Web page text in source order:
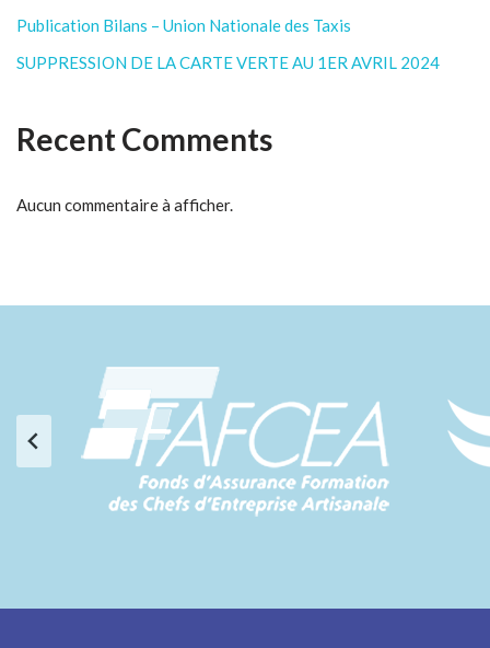
Publication Bilans – Union Nationale des Taxis
SUPPRESSION DE LA CARTE VERTE AU 1ER AVRIL 2024
Recent Comments
Aucun commentaire à afficher.